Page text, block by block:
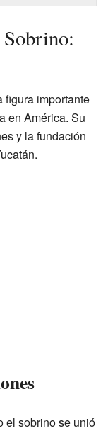
figura importante
en América. Su
y la fundación
el sobrino se unió